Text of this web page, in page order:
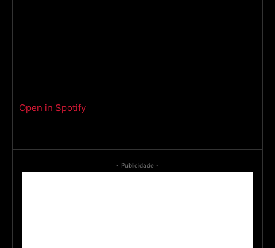
Open in Spotify
- Publicidade -